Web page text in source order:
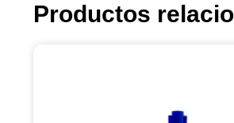
Productos